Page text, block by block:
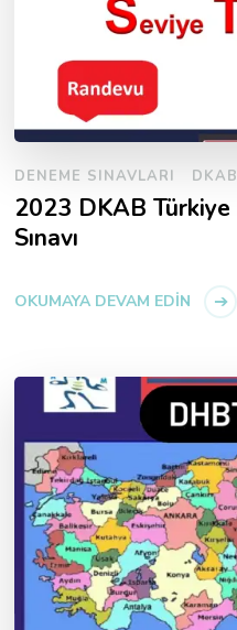
DENEME SINAVLARI DKAB
2023 DKAB
Sınavı
OKUMAYA DEVAM EDIN